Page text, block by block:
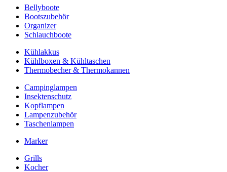
Bellyboote
Bootszubehör
Organizer
Schlauchboote
Kühlakkus
Kühlboxen & Kühltaschen
Thermobecher & Thermokannen
Campinglampen
Insektenschutz
Kopflampen
Lampenzubehör
Taschenlampen
Marker
Grills
Kocher